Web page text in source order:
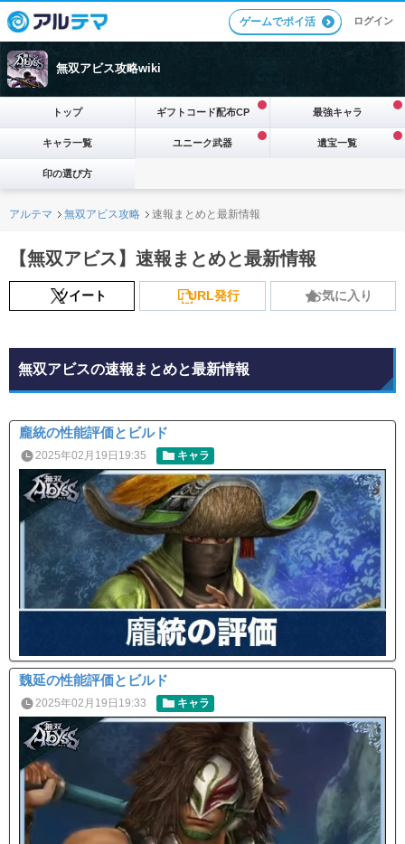
ゲームでポイ活 ログイン
無双アビス攻略wiki
トップ ギフトコード配布CP 最強キャラ
キャラ一覧 ユニーク武器 遺宝一覧
印の選び方
アルテマ 無双アビス攻略 速報まとめと最新情報
【無双アビス】速報まとめと最新情報
ツイート URL発行 お気に入り
無双アビスの速報まとめと最新情報
龐統の性能評価とビルド
2025年02月19日19:35 キャラ
魏延の性能評価とビルド
2025年02月19日19:33 キャラ